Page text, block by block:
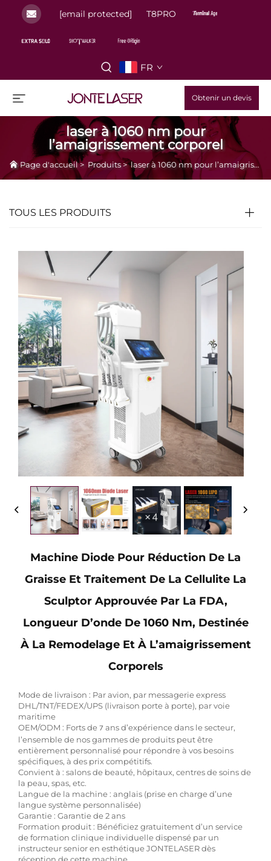
[email protected] T8PRO
FR
Obtenir un devis
laser à 1060 nm pour
l’amaigrissement corporel
Page d'accueil> Produits>laser à 1060 nm pour l’amaigrissement corporel
TOUS LES PRODUITS
Machine Diode Pour Réduction De La
Graisse Et Traitement De La Cellulite La
Sculptor Approuvée Par La FDA,
Longueur D’onde De 1060 Nm, Destinée
À La Remodelage Et À L’amaigrissement
Corporels
Mode de livraison : Par avion, par messagerie express
DHL/TNT/FEDEX/UPS (livraison porte à porte), par voie
maritime
OEM/ODM : Forts de 7 ans d’expérience dans le secteur,
l’ensemble de nos gammes de produits peut être
entièrement personnalisé pour répondre à vos besoins
spécifiques, à des prix compétitifs.
Convient à : salons de beauté, hôpitaux, centres de soins de
la peau, spas, etc.
Langue de la machine : anglais (prise en charge d’une
langue système personnalisée)
Garantie : Garantie de 2 ans
Formation produit : Bénéficiez gratuitement d’un service
de formation clinique individuelle dispensé par un
instructeur senior en esthétique JONTELASER dès
réception de cette machine.